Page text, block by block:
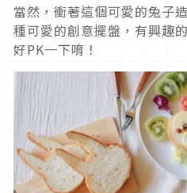
當然，衝著這個可愛的兔子
種可愛的創意擺盤，有興趣
好PK一下唷！